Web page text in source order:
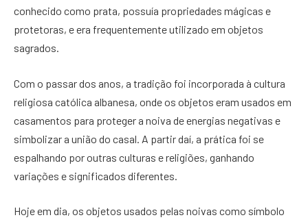
conhecido como prata, possuía propriedades mágicas e
protetoras, e era frequentemente utilizado em objetos
sagrados.
Com o passar dos anos, a tradição foi incorporada à cultura
religiosa católica albanesa, onde os objetos eram usados em
casamentos para proteger a noiva de energias negativas e
simbolizar a união do casal. A partir daí, a prática foi se
espalhando por outras culturas e religiões, ganhando
variações e significados diferentes.
Hoje em dia, os objetos usados pelas noivas como símbolo